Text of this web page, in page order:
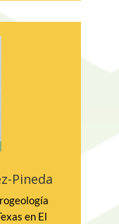
Pineda
en El